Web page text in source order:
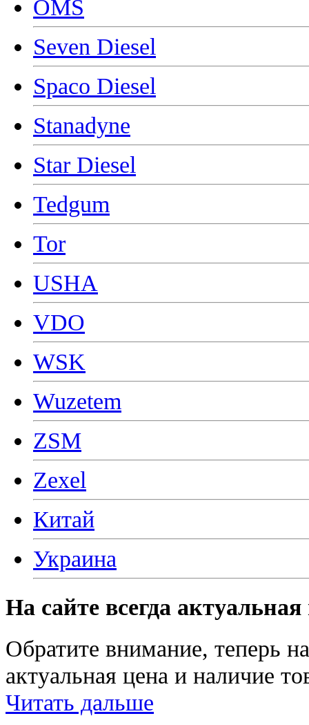
OMS
Seven Diesel
Spaco Diesel
Stanadyne
Star Diesel
Tedgum
Tor
USHA
VDO
WSK
Wuzetem
ZSM
Zexel
Китай
Украина
На сайте всегда
Обратите внимание, теперь
актуальная цена и наличие
Читать дальше